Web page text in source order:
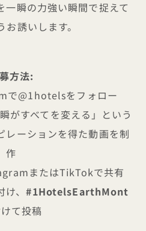
一瞬の力強い瞬間で捉えて
お誘いします。
方法:
で@1hotelsをフォロー
がすべてを変える」という
レーションを得た動画を制
作
またはTikTokで共有
け、#1HotelsEarthMont
て投稿